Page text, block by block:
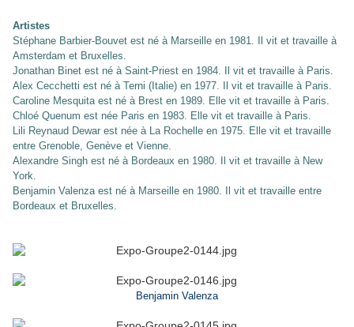
Artistes
Stéphane Barbier-Bouvet est né à Marseille en 1981. Il vit et travaille à
Amsterdam et Bruxelles.
Jonathan Binet est né à Saint-Priest en 1984. Il vit et travaille à Paris.
Alex Cecchetti est né à Terni (Italie) en 1977. Il vit et travaille à Paris.
Caroline Mesquita est né à Brest en 1989. Elle vit et travaille à Paris.
Chloé Quenum est née Paris en 1983. Elle vit et travaille à Paris.
Lili Reynaud Dewar est née à La Rochelle en 1975. Elle vit et travaille
entre Grenoble, Genève et Vienne.
Alexandre Singh est né à Bordeaux en 1980. Il vit et travaille à New
York.
Benjamin Valenza est né à Marseille en 1980. Il vit et travaille entre
Bordeaux et Bruxelles.
Benjamin Valenza